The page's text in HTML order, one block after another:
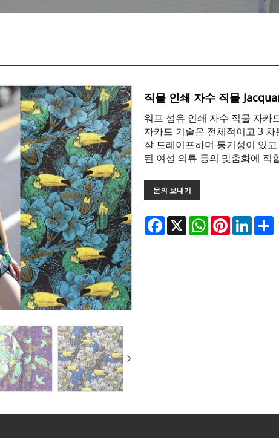
직물 인쇄 자수 직물
워프 섬유 인쇄 자수 직물 자카
자카드 기술은 전체적이고 3
잘 드레이프하며 통기성이 있
된 여성 의류 등의 맞춤화에 적
문의 보내기
Facebook
X WhatsApp
Pinterest